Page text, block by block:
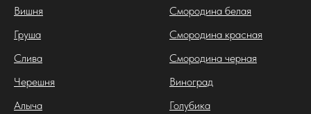
Вишня
Груша
Слива
Черешня
Алыча
Смородина белая
Смородина красная
Смородина черная
Виноград
Голубика